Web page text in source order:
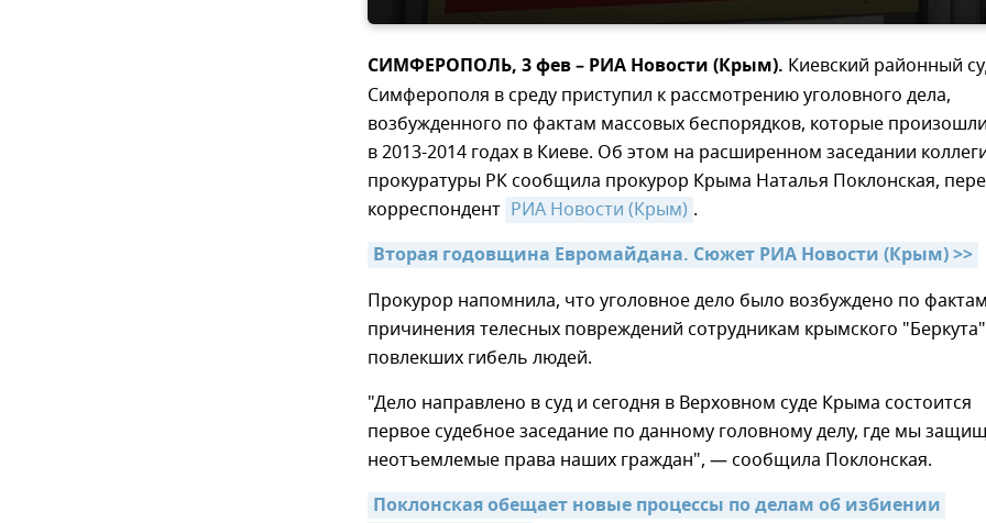
СИМФЕРОПОЛЬ, 3 фев – РИА Новости (Крым). Киевский районный
Симферополя в среду приступил к рассмотрению уголовного дела,
возбужденного по фактам массовых беспорядков, которые
в 2013-2014 годах в Киеве. Об этом на расширенном заседании
прокуратуры РК сообщила прокурор Крыма Наталья Поклонская,
корреспондент РИА Новости (Крым) .
Вторая годовщина Евромайдана. Сюжет РИА Новости (Крым) >>
Прокурор напомнила, что уголовное дело было возбуждено по
причинения телесных повреждений сотрудникам крымского
повлекших гибель людей.
"Дело направлено в суд и сегодня в Верховном суде Крыма состоится
первое судебное заседание по данному головному делу, где мы
неотъемлемые права наших граждан", — сообщила Поклонская.
Поклонская обещает новые процессы по делам об избиении